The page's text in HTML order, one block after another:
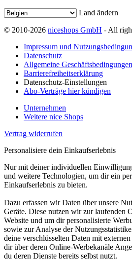
Land ändern
© 2010-2026 niceshops GmbH - All
Impressum und
Datenschutz
Allgemeine
Barrierefreiheitserklärung
Datenschutz-Einstellungen
Abo-Verträge hier kündigen
Unternehmen
Weitere nice Shops
Vertrag widerrufen
Personalisiere dein Einkaufserlebnis
Nur mit deiner individuellen
und weitere Technologien, um dir ein
Einkaufserlebnis zu bieten.
Dazu erfassen wir Daten über unsere
Geräte. Diese nutzen wir zur laufenden
Website und um dir personalisierte
sowie zur Analyse der
deine verschlüsselten Daten mit
dir über deren Online-Werbekanäle
du deren Dienste bereits selbst nutzt.